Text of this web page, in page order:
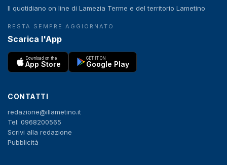
Il quotidiano on line di Lamezia Terme e del territorio Lametino
RESTA SEMPRE AGGIORNATO
Scarica l'App
Download on the
App Store
GET IT ON
Google Play
CONTATTI
redazione@illametino.it
Tel: 0968200565
Scrivi alla redazione
Pubblicità